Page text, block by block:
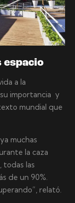
espacio
a la
importancia y
mundial que
muchas
la caza
todas las
de un 90%.
relató.